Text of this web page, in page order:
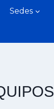
Sedes